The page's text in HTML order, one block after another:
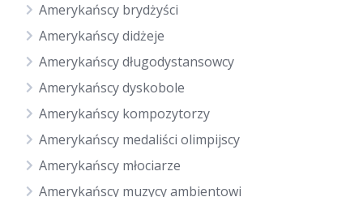
Amerykańscy brydżyści
Amerykańscy didżeje
Amerykańscy długodystansowcy
Amerykańscy dyskobole
Amerykańscy kompozytorzy
Amerykańscy medaliści olimpijscy
Amerykańscy młociarze
Amerykańscy muzycy ambientowi